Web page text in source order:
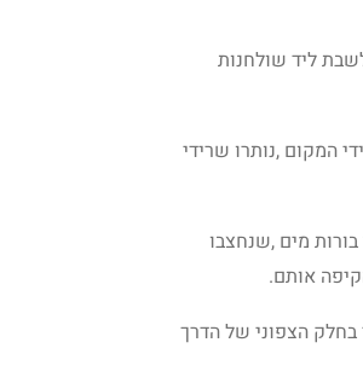
ליד שולחנות
המקום ,נותרו שרידי
מים ,שנחצבו
אותם.
הצפוני של הדרך